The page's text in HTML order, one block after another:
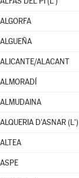
ALGORFA
ALGUEÑA
ALICANTE/ALACANT
ALMORADÍ
ALMUDAINA
ALQUERIA D'ASNAR (L')
ALTEA
ASPE